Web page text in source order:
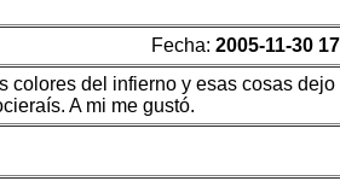
Fecha: 2005-11-30
colores del infierno y esas cosas dejo
A mi me gustó.